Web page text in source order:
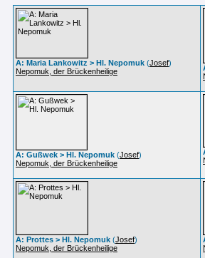
A: Maria Lankowitz > Hl. Nepomuk (Josef)
Nepomuk, der Brückenheilige
A: Gußwek > Hl. Nepomuk (Josef)
Nepomuk, der Brückenheilige
A: Prottes > Hl. Nepomuk (Josef)
Nepomuk, der Brückenheilige